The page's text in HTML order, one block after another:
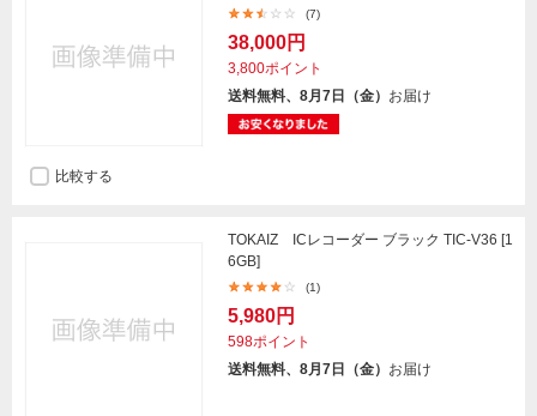
(7)
38,000円
3,800ポイント
送料無料、8月7日（金） お届け
比較する
TOKAIZ ICレコーダー ブラック TIC-V36 [1
6GB]
(1)
5,980円
598ポイント
送料無料、8月7日（金） お届け